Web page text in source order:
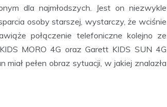
dla najmłodszych. Jest on niezwykle
osoby starszej, wystarczy, że wciśnie
połączenie telefoniczne kolejno ze
MORO 4G oraz Garett KIDS SUN 4G
pełen obraz sytuacji, w jakiej znalazła